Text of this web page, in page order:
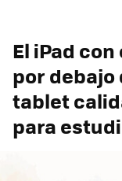
El iPad
por debajo
tablet
para